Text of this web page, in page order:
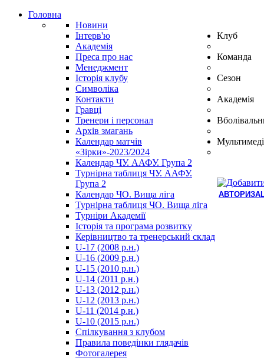
Головна
Новини
Інтерв'ю
Академія
Преса про нас
Клуб
Менеджмент
Історія клубу
Символіка
Контакти
Команда
Гравці
Тренери і персонал
Архів змагань
Сезон
Календар матчів
«Зірки»-2023/2024
Календар ЧУ. ААФУ. Група 2
Турнірна таблиця ЧУ. ААФУ.
Група 2
Календар ЧО. Вища ліга
Турнірна таблиця ЧО. Вища ліга
Академія
Турніри Академії
Історія та програма розвитку
Керівництво та тренерський склад
U-17 (2008 р.н.)
U-16 (2009 р.н.)
U-15 (2010 р.н.)
U-14 (2011 р.н.)
U-13 (2012 р.н.)
U-12 (2013 р.н.)
U-11 (2014 р.н.)
U-10 (2015 р.н.)
Спілкування з клубом
Правила поведінки глядачів
Фотогалерея